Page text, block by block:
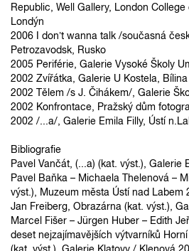
Republic, Well Gallery, London College
Londýn
2006 I don’t wanna talk /současná
Petrozavodsk, Rusko
2005 Periférie, Galerie Vysoké Školy
2002 Zvířátka, Galerie U Kostela, Bílina
2002 Tělem /s J. Čihákem/, Galerie
2002 Konfrontace, Pražský dům
2002 /...a/, Galerie Emila Filly, Ústí
Bibliografie
Pavel Vančát, (...a) (kat. výst.), Galerie
Pavel Baňka – Michaela Thelenová –
výst.), Muzeum města Ústí nad Labem
Jan Freiberg, Obrazárna (kat. výst.),
Marcel Fišer – Jürgen Huber – Edith
deset nejzajímavějších výtvarníků